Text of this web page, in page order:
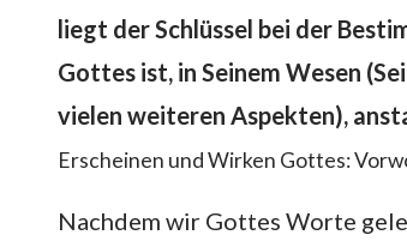
liegt der Schlüssel bei der
Gottes ist, in Seinem Wesen
vielen weiteren Aspekten),
Erscheinen und Wirken Gottes:
Nachdem wir Gottes Worte